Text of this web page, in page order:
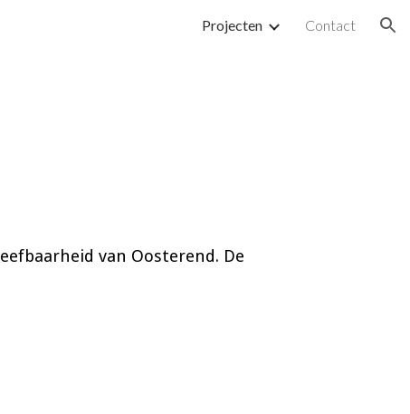
Projecten Contact
leefbaarheid van Oosterend. De